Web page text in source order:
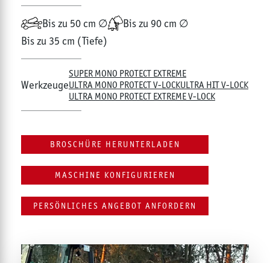
Bis zu 50 cm ∅
Bis zu 90 cm ∅
Bis zu 35 cm (Tiefe)
Werkzeuge
SUPER MONO PROTECT EXTREME
ULTRA MONO PROTECT V-LOCKULTRA HIT V-LOCK
ULTRA MONO PROTECT EXTREME V-LOCK
BROSCHÜRE HERUNTERLADEN
MASCHINE KONFIGURIEREN